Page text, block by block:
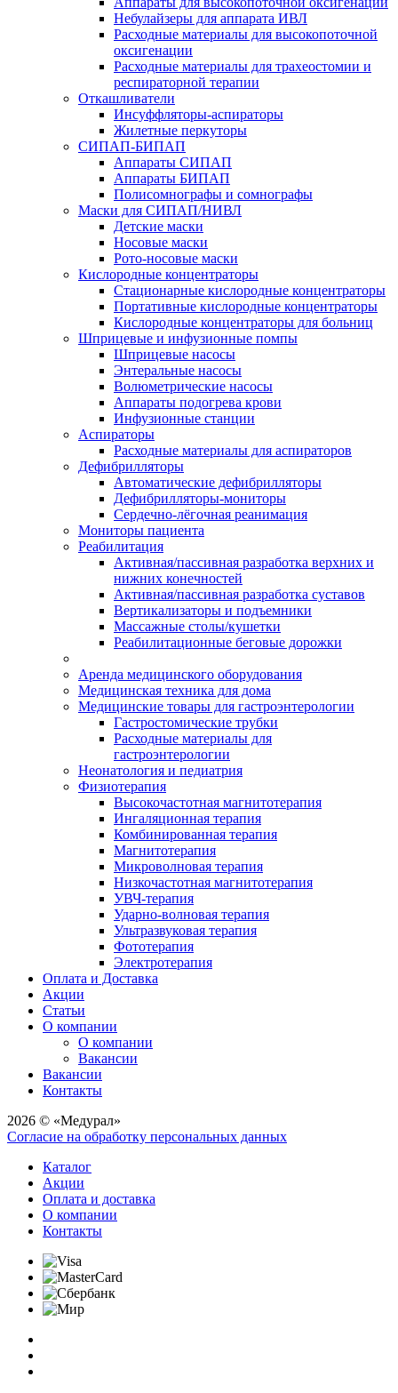
Небулайзеры для аппарата ИВЛ
Расходные материалы для высокопоточной
оксигенации
Расходные материалы для трахеостомии и
респираторной терапии
Откашливатели
Инсуффляторы-аспираторы
Жилетные перкуторы
CИПАП-БИПАП
Аппараты СИПАП
Аппараты БИПАП
Полисомнографы и сомнографы
Маски для СИПАП/НИВЛ
Детские маски
Носовые маски
Рото-носовые маски
Кислородные концентраторы
Стационарные кислородные концентраторы
Портативные кислородные концентраторы
Кислородные концентраторы для больниц
Шприцевые и инфузионные помпы
Шприцевые насосы
Энтеральные насосы
Волюметрические насосы
Аппараты подогрева крови
Инфузионные станции
Аспираторы
Расходные материалы для аспираторов
Дефибрилляторы
Автоматические дефибрилляторы
Дефибрилляторы-мониторы
Сердечно-лёгочная реанимация
Мониторы пациента
Реабилитация
Активная/пассивная разработка верхних и
нижних конечностей
Активная/пассивная разработка суставов
Вертикализаторы и подъемники
Массажные столы/кушетки
Реабилитационные беговые дорожки
Аренда медицинского оборудования
Медицинская техника для дома
Медицинские товары для гастроэнтерологии
Гастростомические трубки
Расходные материалы для
гастроэнтерологии
Неонатология и педиатрия
Физиотерапия
Высокочастотная магнитотерапия
Ингаляционная терапия
Комбинированная терапия
Магнитотерапия
Микроволновая терапия
Низкочастотная магнитотерапия
УВЧ-терапия
Ударно-волновая терапия
Ультразвуковая терапия
Фототерапия
Электротерапия
Оплата и Доставка
Акции
Статьи
О компании
О компании
Вакансии
Вакансии
Контакты
2026 © «Медурал»
Согласие на обработку персональных данных
Каталог
Акции
Оплата и доставка
О компании
Контакты